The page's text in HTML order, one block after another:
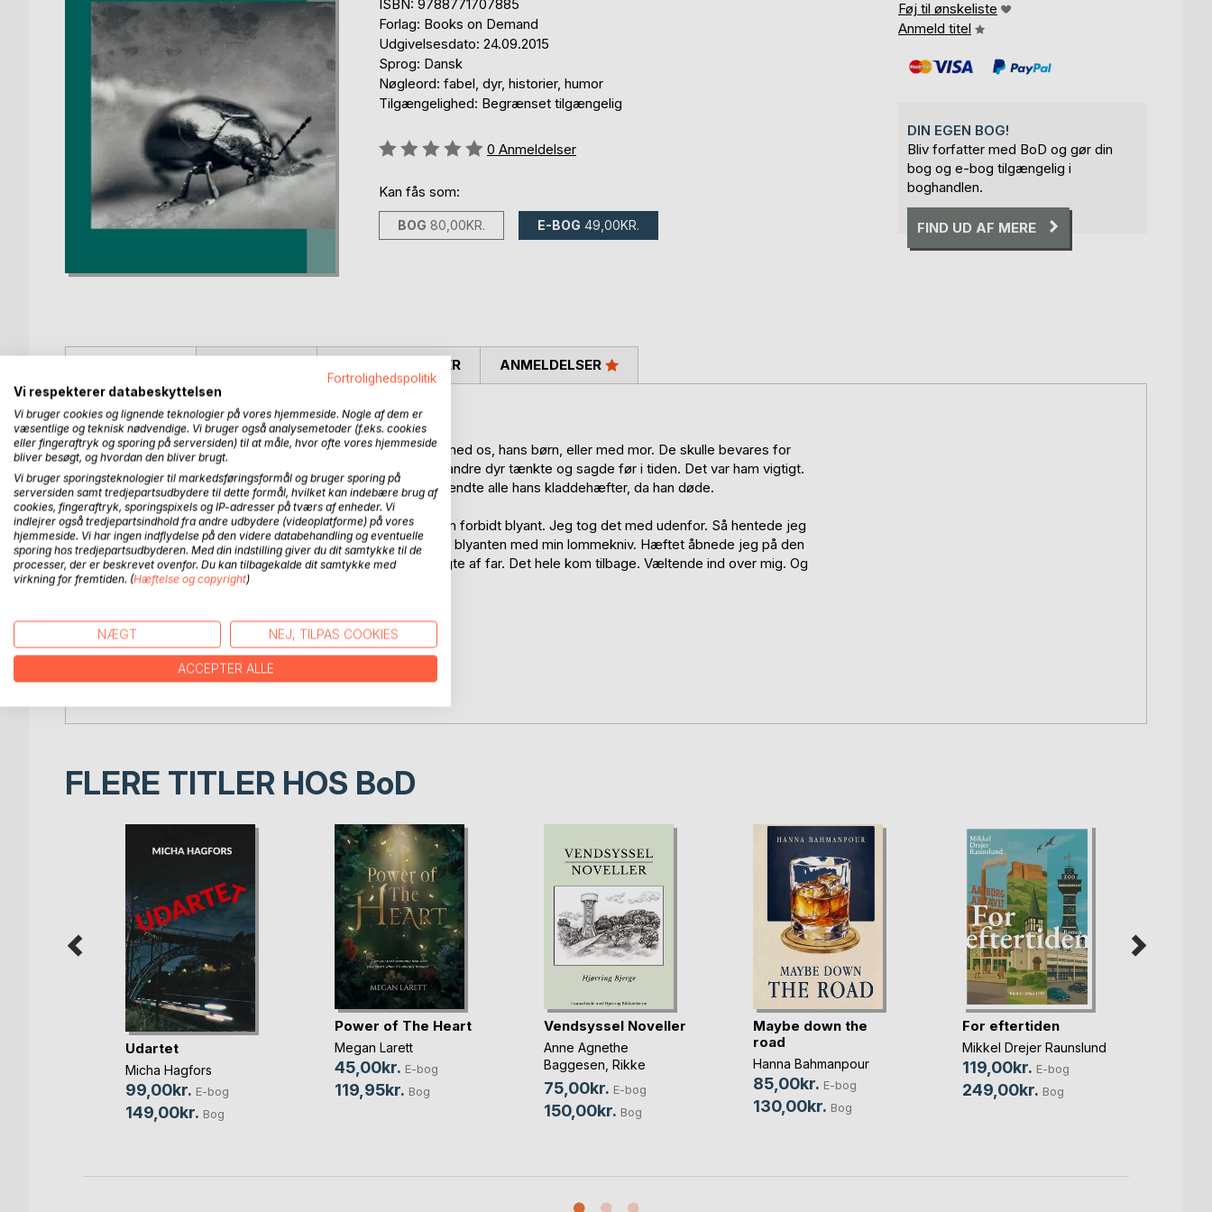
ISBN: 9788771707885
Forlag: Books on Demand
Udgivelsesdato: 24.09.2015
Sprog: Dansk
Nøgleord: fabel, dyr, historier, humor
Tilgængelighed: Begrænset tilgængelig
Anmeldelse::
0 Anmeldelser
Kan fås som:
BOG 80,00KR. E-BOG 49,00KR.
Føj til ønskeliste
Anmeld titel
DIN EGEN BOG!
Bliv forfatter med BoD og gør din
bog og e-bog tilgængelig i
boghandlen.
FIND UD AF MERE
Far talte med dyr.
Han skrev sine samtaler ned. Kun dem med dyrene. Ikke med os, hans børn, eller med mor. De skulle bevares for
eftertiden, sagde han. Så man vidste hvad grise, biller og andre dyr tænkte og sagde før i tiden. Det var ham vigtigt.
Han kunne sidde i dagevis på kontoret. Og skrive. Mor brændte alle hans kladdehæfter, da han døde.
Jeg fandt et af de gamle, ubeskrevede hæfter frem, og en forbidt blyant. Jeg tog det med udenfor. Så hentede jeg
kaffekanden og skænkede lunken kaffe op. Jeg spidsede blyanten med min lommekniv. Hæftet åbnede jeg på den
første side. Af gammel vane bed jeg i blyanten. Den smagte af far. Det hele kom tilbage. Væltende ind over mig. Og
det føltes som satte han sig ved siden af mig.
»Du skal skrive nu,« sagde han. »Om dyr.«
»Ja,« sagde jeg.
PRESSEN SKRIVER ANMELDELSER
FLERE TITLER HOS BoD
Udartet
Micha Hagfors
99,00kr. E-bog
149,00kr. Bog
Power of The Heart
Megan Larett
45,00kr. E-bog
119,95kr. Bog
Vendsyssel Noveller
Anne Agnethe
Baggesen Rikke
Lundsgaard Brøndt
75,00kr. E-bog
150,00kr. Bog
Maybe down the
road
Hanna Bahmanpour
85,00kr. E-bog
130,00kr. Bog
For eftertiden
Mikkel Drejer Raunslund
119,00kr. E-bog
249,00kr. Bog
Fortrolighedspolitik
Vi respekterer databeskyttelsen
Vi bruger cookies og lignende teknologier på vores hjemmeside. Nogle af dem er
væsentlige og teknisk nødvendige. Vi bruger også analysemetoder (f.eks. cookies
eller fingeraftryk og sporing på serversiden) til at måle, hvor ofte vores hjemmeside
bliver besøgt, og hvordan den bliver brugt.
Vi bruger sporingsteknologier til markedsføringsformål og bruger sporing på
serversiden samt tredjepartsudbydere til dette formål, hvilket kan indebære brug af
cookies, fingeraftryk, sporingspixels og IP-adresser på tværs af enheder. Vi
indlejrer også tredjepartsindhold fra andre udbydere (videoplatforme) på vores
hjemmeside. Vi har ingen indflydelse på den videre databehandling og eventuelle
sporing hos tredjepartsudbyderen. Med din indstilling giver du dit samtykke til de
processer, der er beskrevet ovenfor. Du kan tilbagekalde dit samtykke med
virkning for fremtiden. (Hæftelse og copyright)
NÆGT NEJ, TILPAS COOKIES
ACCEPTER ALLE